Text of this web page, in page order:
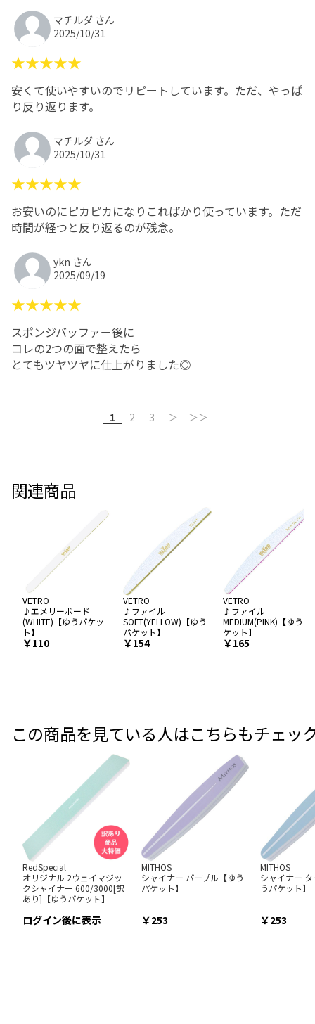
マチルダ さん
2025/10/31
★★★★★
安くて使いやすいのでリピートしています。ただ、やっぱ
り反り返ります。
マチルダ さん
2025/10/31
★★★★★
お安いのにピカピカになりこればかり使っています。ただ
時間が経つと反り返るのが残念。
ykn さん
2025/09/19
★★★★★
スポンジバッファー後に
コレの2つの面で整えたら
とてもツヤツヤに仕上がりました◎
1 2 3 ＞ ＞＞
関連商品
VETRO
♪エメリーボード
(WHITE)【ゆうパケッ
ト】
￥110
VETRO
♪ファイル
SOFT(YELLOW)【ゆう
パケット】
￥154
VETRO
♪ファイル
MEDIUM(PINK)【ゆうパ
ケット】
￥165
この商品を見ている人はこちらもチェッ
RedSpecial
オリジナル 2ウェイマジッ
クシャイナー 600/3000[訳
あり]【ゆうパケット】
ログイン後に表示
MITHOS
シャイナー パープル【ゆう
パケット】
253
MITHOS
シャイナー
うパケット】
253